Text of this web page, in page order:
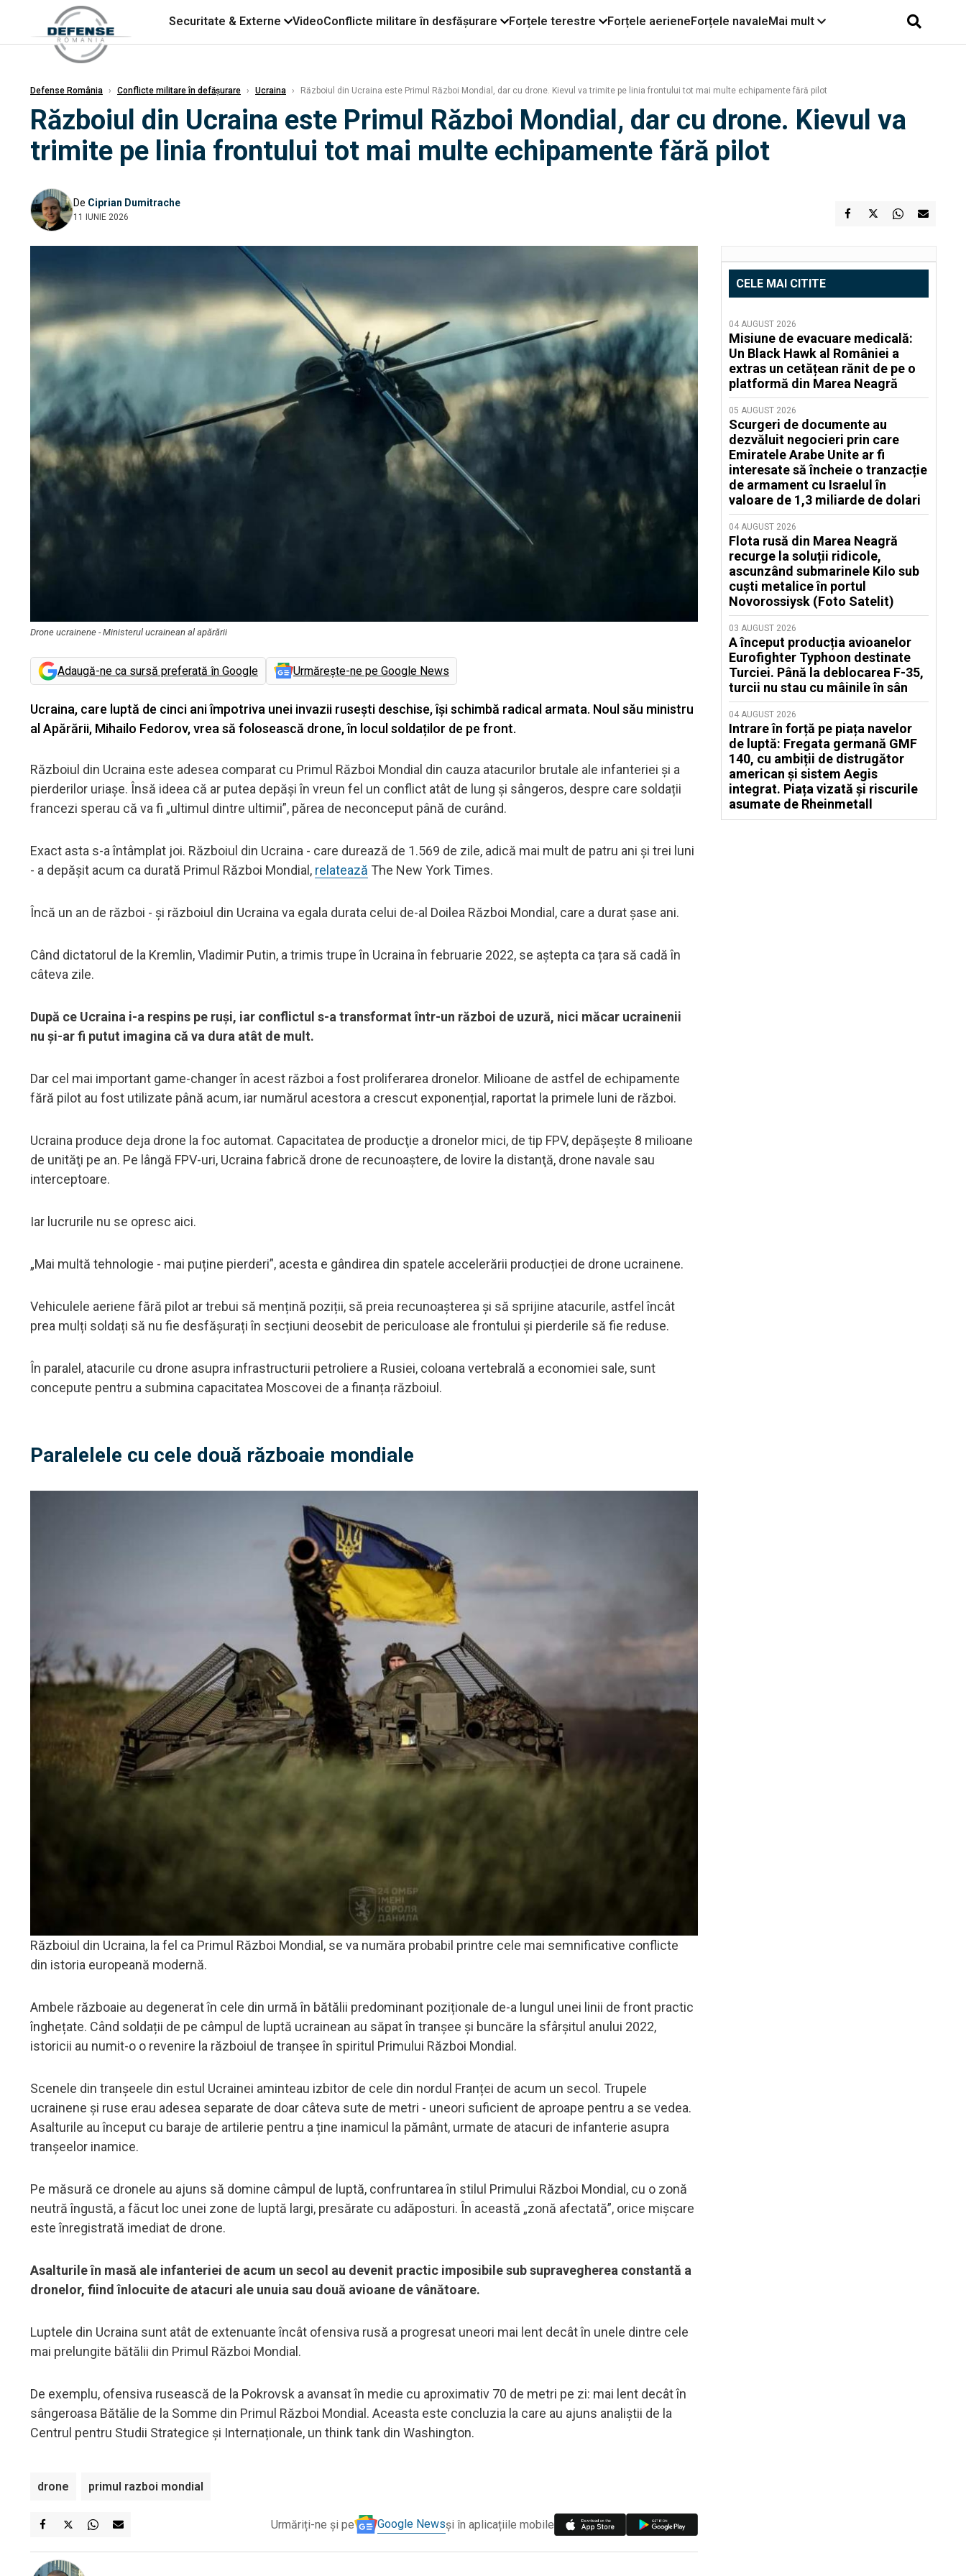
Securitate & Externe VideoConflicte militare în desfășurare Forțele terestre Forțele aerieneForțele navaleMai mult
Defense România › Conflicte militare în defășurare › Ucraina › Războiul din Ucraina este Primul Război Mondial, dar cu drone. Kievul va trimite pe linia frontului tot mai multe echipamente fără pilot
Războiul din Ucraina este Primul Război Mondial, dar cu drone. Kievul va
trimite pe linia frontului tot mai multe echipamente fără pilot
De Ciprian Dumitrache
11 IUNIE 2026
Drone ucrainene - Ministerul ucrainean al apărării
Adaugă-ne ca sursă preferată în Google Urmărește-ne pe Google News
Ucraina, care luptă de cinci ani împotriva unei invazii rusești deschise, își schimbă radical armata. Noul său ministru
al Apărării, Mihailo Fedorov, vrea să folosească drone, în locul soldaților de pe front.
Războiul din Ucraina este adesea comparat cu Primul Război Mondial din cauza atacurilor brutale ale infanteriei și a
pierderilor uriașe. Însă ideea că ar putea depăși în vreun fel un conflict atât de lung și sângeros, despre care soldații
francezi sperau că va fi „ultimul dintre ultimii”, părea de neconceput până de curând.
Exact asta s-a întâmplat joi. Războiul din Ucraina - care durează de 1.569 de zile, adică mai mult de patru ani și trei luni
- a depășit acum ca durată Primul Război Mondial, relatează The New York Times.
Încă un an de război - și războiul din Ucraina va egala durata celui de-al Doilea Război Mondial, care a durat șase ani.
Când dictatorul de la Kremlin, Vladimir Putin, a trimis trupe în Ucraina în februarie 2022, se aștepta ca țara să cadă în
câteva zile.
După ce Ucraina i-a respins pe ruși, iar conflictul s-a transformat într-un război de uzură, nici măcar ucrainenii
nu și-ar fi putut imagina că va dura atât de mult.
Dar cel mai important game-changer în acest război a fost proliferarea dronelor. Milioane de astfel de echipamente
fără pilot au fost utilizate până acum, iar numărul acestora a crescut exponențial, raportat la primele luni de război.
Ucraina produce deja drone la foc automat. Capacitatea de producţie a dronelor mici, de tip FPV, depăşeşte 8 milioane
de unităţi pe an. Pe lângă FPV-uri, Ucraina fabrică drone de recunoaştere, de lovire la distanţă, drone navale sau
interceptoare.
Iar lucrurile nu se opresc aici.
„Mai multă tehnologie - mai puține pierderi”, acesta e gândirea din spatele accelerării producției de drone ucrainene.
Vehiculele aeriene fără pilot ar trebui să mențină poziții, să preia recunoașterea și să sprijine atacurile, astfel încât
prea mulți soldați să nu fie desfășurați în secțiuni deosebit de periculoase ale frontului și pierderile să fie reduse.
În paralel, atacurile cu drone asupra infrastructurii petroliere a Rusiei, coloana vertebrală a economiei sale, sunt
concepute pentru a submina capacitatea Moscovei de a finanța războiul.
Paralelele cu cele două războaie mondiale
Războiul din Ucraina, la fel ca Primul Război Mondial, se va număra probabil printre cele mai semnificative conflicte
din istoria europeană modernă.
Ambele războaie au degenerat în cele din urmă în bătălii predominant poziționale de-a lungul unei linii de front practic
înghețate. Când soldații de pe câmpul de luptă ucrainean au săpat în tranșee și buncăre la sfârșitul anului 2022,
istoricii au numit-o o revenire la războiul de tranșee în spiritul Primului Război Mondial.
Scenele din tranșeele din estul Ucrainei aminteau izbitor de cele din nordul Franței de acum un secol. Trupele
ucrainene și ruse erau adesea separate de doar câteva sute de metri - uneori suficient de aproape pentru a se vedea.
Asalturile au început cu baraje de artilerie pentru a ține inamicul la pământ, urmate de atacuri de infanterie asupra
tranșeelor ​​inamice.
Pe măsură ce dronele au ajuns să domine câmpul de luptă, confruntarea în stilul Primului Război Mondial, cu o zonă
neutră îngustă, a făcut loc unei zone de luptă largi, presărate cu adăposturi. În această „zonă afectată”, orice mișcare
este înregistrată imediat de drone.
Asalturile în masă ale infanteriei de acum un secol au devenit practic imposibile sub supravegherea constantă a
dronelor, fiind înlocuite de atacuri ale unuia sau două avioane de vânătoare.
Luptele din Ucraina sunt atât de extenuante încât ofensiva rusă a progresat uneori mai lent decât în ​​unele dintre cele
mai prelungite bătălii din Primul Război Mondial.
De exemplu, ofensiva rusească de la Pokrovsk a avansat în medie cu aproximativ 70 de metri pe zi: mai lent decât în ​​
sângeroasa Bătălie de la Somme din Primul Război Mondial. Aceasta este concluzia la care au ajuns analiștii de la
Centrul pentru Studii Strategice și Internaționale, un think tank din Washington.
drone primul razboi mondial
Urmăriți-ne și pe Google Newsși în aplicațiile mobile
CELE MAI CITITE
04 AUGUST 2026
Misiune de evacuare medicală:
Un Black Hawk al României a
extras un cetățean rănit de pe o
platformă din Marea Neagră
05 AUGUST 2026
Scurgeri de documente au
dezvăluit negocieri prin care
Emiratele Arabe Unite ar fi
interesate să încheie o tranzacție
de armament cu Israelul în
valoare de 1,3 miliarde de dolari
04 AUGUST 2026
Flota rusă din Marea Neagră
recurge la soluții ridicole,
ascunzând submarinele Kilo sub
cuști metalice în portul
Novorossiysk (Foto Satelit)
03 AUGUST 2026
A început producția avioanelor
Eurofighter Typhoon destinate
Turciei. Până la deblocarea F-35,
turcii nu stau cu mâinile în sân
04 AUGUST 2026
Intrare în forță pe piața navelor
de luptă: Fregata germană GMF
140, cu ambiții de distrugător
american și sistem Aegis
integrat. Piața vizată și riscurile
asumate de Rheinmetall